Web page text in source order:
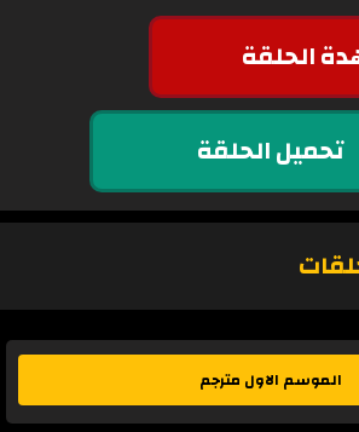
الحلقة
تحميل الحلقة
الموسم الاول مترجم